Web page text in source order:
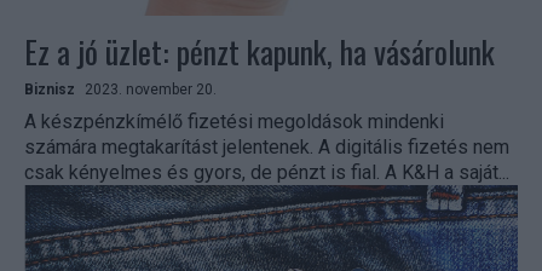
Ez a jó üzlet: pénzt kapunk, ha vásárolunk
Biznisz 2023. november 20.
A készpénzkímélő fizetési megoldások mindenki
számára megtakarítást jelentenek. A digitális fizetés nem
csak kényelmes és gyors, de pénzt is fial. A K&H a saját...